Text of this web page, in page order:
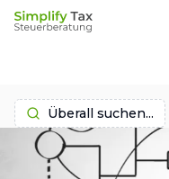
Überall suchen...